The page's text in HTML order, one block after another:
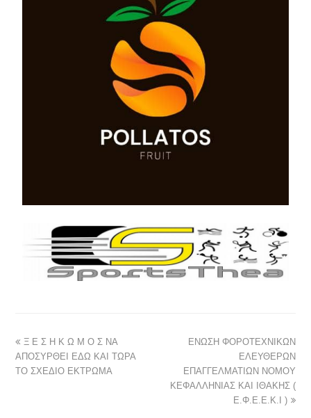
Ξ Ε Σ Η Κ Ω Μ Ο Σ ΝΑ
ΑΠΟΣΥΡΘΕΙ ΕΔΩ ΚΑΙ ΤΩΡΑ
ΤΟ ΣΧΕΔΙΟ ΕΚΤΡΩΜΑ
ΕΝΩΣΗ ΦΟΡΟΤΕΧΝΙΚΩΝ
ΕΛΕΥΘΕΡΩΝ
ΕΠΑΓΓΕΛΜΑΤΙΩΝ ΝΟΜΟΥ
ΚΕΦΑΛΛΗΝΙΑΣ ΚΑΙ ΙΘΑΚΗΣ (
Ε.Φ.Ε.Ε.Κ.Ι )